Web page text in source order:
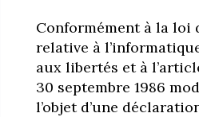
Conformément à la loi
relative à
aux libertés et à
30 septembre 1986
l’objet d’une